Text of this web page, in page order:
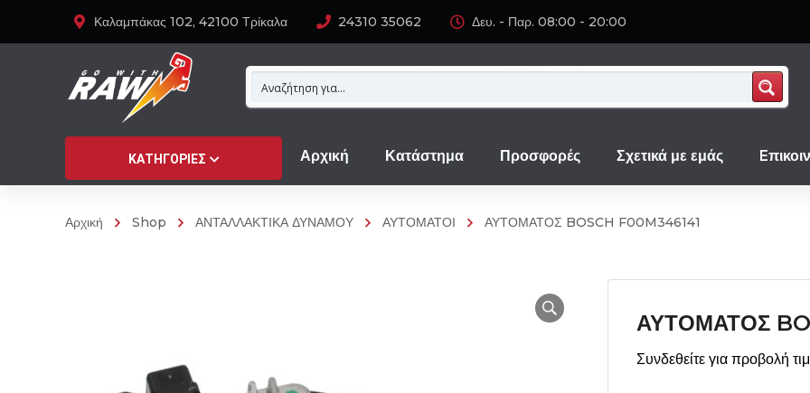
Καλαμπάκας 102, 42100 Τρίκαλα 24310 35062 Δευ. - Παρ. 08:00 - 20:00
ΚΑΤΗΓΟΡΊΕΣ Αρχική Κατάστημα Προσφορές Σχετικά με εμάς
Αρχική Shop ΑΝΤΑΛΛΑΚΤΙΚΑ ΔΥΝΑΜΟΥ ΑΥΤΟΜΑΤΟΙ ΑΥΤΟΜΑΤΟΣ BOSCH F00M346141
ΑΥΤΟΜΑΤΟΣ
Συνδεθείτε για προβολή